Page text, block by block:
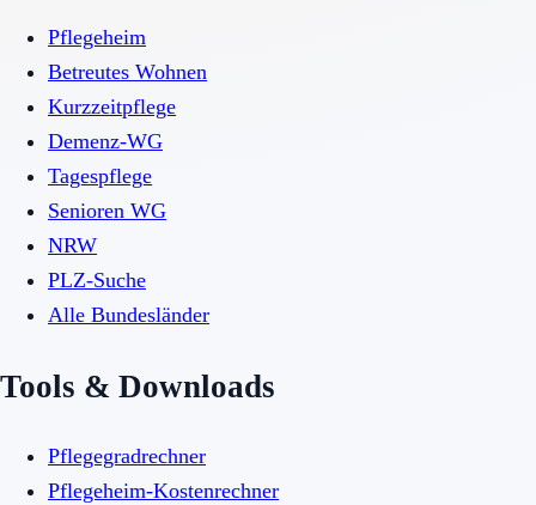
Pflegeheim
Betreutes Wohnen
Kurzzeitpflege
Demenz-WG
Tagespflege
Senioren WG
NRW
PLZ-Suche
Alle Bundesländer
Tools & Downloads
Pflegegradrechner
Pflegeheim-Kostenrechner